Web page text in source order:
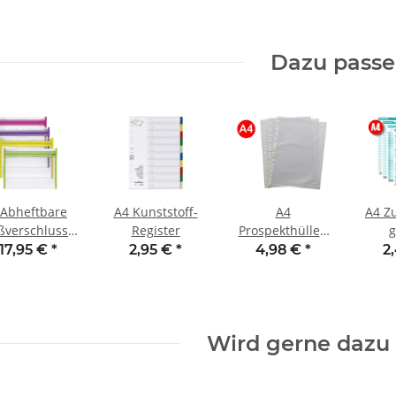
Dazu
30 x 23
17,95 € *
A4 Kunststoff-
Register
2,95 € *
A4
Prospekthüllen
(100 Stck.)
4,98 € *
A4
Wird gerne